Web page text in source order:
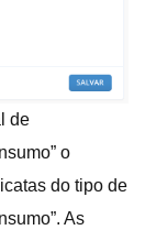
de
o
do tipo de
As